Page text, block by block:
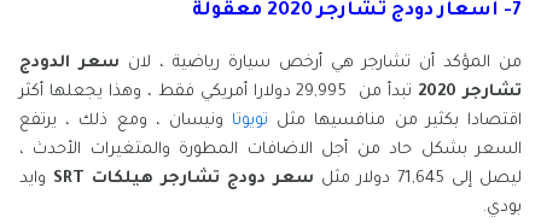
7- أسعار دودج تشارجر 2020 معقولة
من المؤكد أن تشارجر هي أرخص سيارة رياضية ، لان سعر الدودج
تشارجر 2020
تبدأ من 29,995 دولارا أمريكي فقط ، وهذا يجعلها أكثر
اقتصادا بكثير من منافسيها مثل تويوتا ونيسان ، ومع ذلك ، يرتفع
السعر بشكل حاد من أجل الاضافات المطورة والمتغيرات الأحدث ،
ليصل إلى 71,645 دولار مثل
سعر دودج تشارجر هيلكات SRT
وايد
بودي.